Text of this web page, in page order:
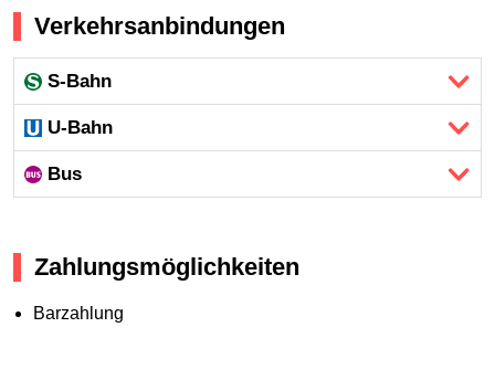
Verkehrsanbindungen
S-Bahn
U-Bahn
Bus
Zahlungsmöglichkeiten
Barzahlung